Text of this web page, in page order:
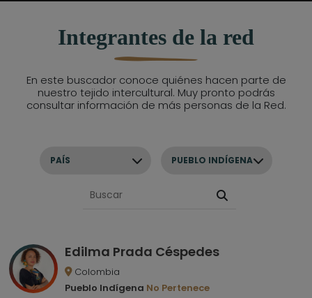
Integrantes de la red
En este buscador conoce quiénes hacen parte de
nuestro tejido intercultural. Muy pronto podrás
consultar información de más personas de la Red.
PAÍS
Edilma Prada Céspedes
Colombia
Pueblo Indígena No Pertenece